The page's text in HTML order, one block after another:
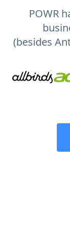
POWR
(besides